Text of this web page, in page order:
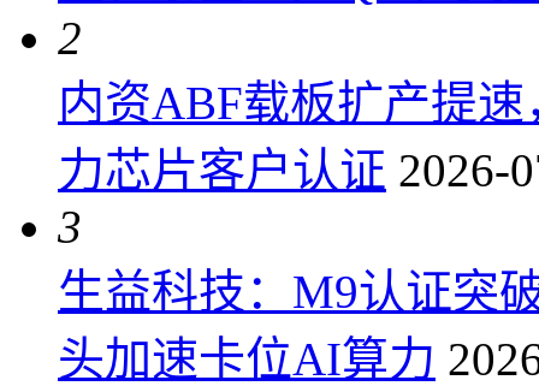
2
内资ABF载板扩产提
力芯片客户认证 2026-
3
生益科技：M9认证突
头加速卡位AI算力